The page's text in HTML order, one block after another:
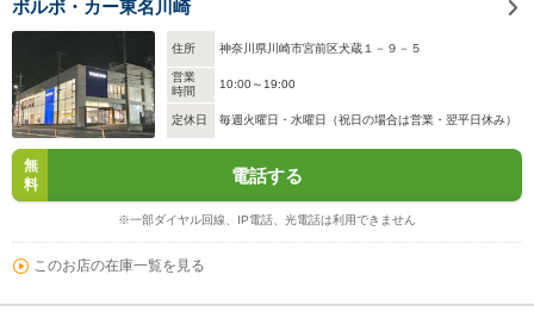
ボルボ・カー東名川崎
住所 神奈川県川崎市宮前区犬蔵１－９－５
営業
時間
10:00～19:00
定休日 毎週火曜日・水曜日（祝日の場合は営業・翌平日休み）
無
料
電話する
※一部ダイヤル回線、IP電話、光電話は利用できません
このお店の在庫一覧を見る